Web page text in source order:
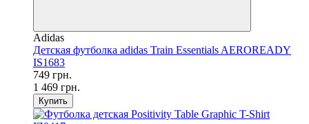
Adidas
Детская футболка adidas Train Essentials AEROREADY
IS1683
749 грн.
1 469 грн.
Купить